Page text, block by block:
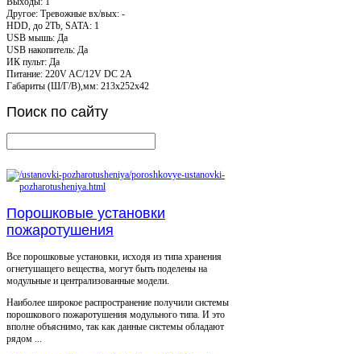
Другое: Тревожные вх/вых: -
HDD, до 2Tb, SATA: 1
USB мышь: Да
USB накопитель: Да
ИК пульт: Да
Питание: 220V AC/12V DC 2A
Габариты (Ш/Г/В),мм: 213x252x42
Поиск по сайту
Порошковые установки
пожаротушения
Все порошковые установки, исходя из типа хранения
огнетушащего вещества, могут быть поделены на
модульные и централизованные модели.
Наиболее широкое распространение получили системы
порошкового пожаротушения модульного типа. И это
вполне объяснимо, так как данные системы обладают
рядом ...